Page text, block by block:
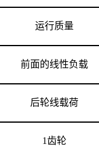
运行质量
前面的线性负载
后轮线载荷
1 齿轮